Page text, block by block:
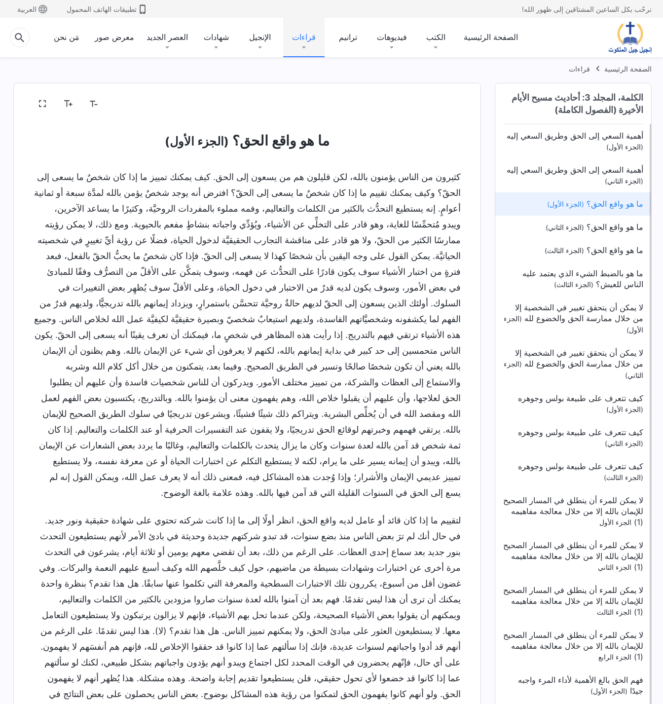
نرحّب بكل الساعين المشتاقين إلى ظهور الله! تطبيقات الهاتف المحمول العربية
الصفحة الرئيسية الكتب فيديوهات ترانيم قراءات الإنجيل شهادات العصر الجديد معرض صور مَن نحن
الصفحة الرئيسية قراءات
الكلمة، المجلد 3: أحاديث مسيح الأيام
الأخيرة (الفصول الكاملة)
أهمية السعي إلى الحق وطريق السعي إليه
(الجزء الأول)
أهمية السعي إلى الحق وطريق السعي إليه
(الجزء الثاني)
ما هو واقع الحق؟ (الجزء الأول)
ما هو واقع الحق؟ (الجزء الثاني)
ما هو واقع الحق؟ (الجزء الثالث)
ما هو بالضبط الشيء الذي يعتمد عليه
الناس للعيش؟ (الجزء الثالث)
لا يمكن أن يتحقق تغيير في الشخصية إلا
من خلال ممارسة الحق والخضوع لله (الجزء
الأول)
لا يمكن أن يتحقق تغيير في الشخصية إلا
من خلال ممارسة الحق والخضوع لله (الجزء
الثاني)
كيف تتعرف على طبيعة بولس وجوهره
(الجزء الأول)
كيف تتعرف على طبيعة بولس وجوهره
(الجزء الثاني)
كيف تتعرف على طبيعة بولس وجوهره
(الجزء الثالث)
لا يمكن للمرء أن ينطلق في المسار الصحيح
للإيمان بالله إلا من خلال معالجة مفاهيمه
(1)
الجزء الأول
لا يمكن للمرء أن ينطلق في المسار الصحيح
للإيمان بالله إلا من خلال معالجة مفاهيمه
(1)
الجزء الثاني
لا يمكن للمرء أن ينطلق في المسار الصحيح
للإيمان بالله إلا من خلال معالجة مفاهيمه
(1)
الجزء الثالث
لا يمكن للمرء أن ينطلق في المسار الصحيح
للإيمان بالله إلا من خلال معالجة مفاهيمه
(1)
الجزء الرابع
فهم الحق بالغ الأهمية لأداء المرء واجبه
جيدًا (الجزء الأول)
ما هو واقع الحق؟ (الجزء الأول)
كثيرون من الناس يؤمنون بالله، لكن قليلون هم من يسعون إلى الحق. كيف يمكنك تمييز ما إذا كان شخصٌ ما يسعى إلى
الحقّ؟ وكيف يمكنك تقييم ما إذا كان شخصٌ ما يسعى إلى الحقّ؟ افترض أنه يوجد شخصٌ يؤمن بالله لمدَّة سبعة أو ثمانية
أعوامٍ. إنه يستطيع التحدُّث بالكثير من الكلمات والتعاليم، وفمه مملوء بالمفردات الروحيَّة، وكثيرًا ما يساعد الآخرين،
ويبدو مُتحمِّسًا للغاية، وهو قادر على التخلِّي عن الأشياء، ويُؤدِّي واجباته بنشاطٍ مفعم بالحيوية. ومع ذلك، لا يمكن رؤيته
ممارسًا الكثير من الحقّ، ولا هو قادر على مناقشة التجارب الحقيقيَّة لدخول الحياة، فضلًا عن رؤية أيِّ تغييرٍ في شخصيته
الحياتيَّة. يمكن القول على وجه اليقين بأن شخصًا كهذا لا يسعى إلى الحقّ. فإذا كان شخصٌ ما يحبُّ الحقّ بالفعل، فبعد
فترةٍ من اختبار الأشياء سوف يكون قادرًا على التحدُّث عن فهمه، وسوف يتمكَّن على الأقلّ من التصرُّف وفقًا للمبادئ
في بعض الأمور، وسوف يكون لديه قدرٌ من الاختبار في دخول الحياة، وعلى الأقلّ سوف يُظهِر بعض التغييرات في
السلوك. أولئك الذين يسعون إلى الحقّ لديهم حالةٌ روحيَّة تتحسَّن باستمرارٍ، ويزداد إيمانهم بالله تدريجيًّا، ولديهم قدرٌ من
الفهم لما يكشفونه وشخصيَّاتهم الفاسدة، ولديهم استيعابٌ شخصيّ وبصيرة حقيقيَّة لكيفيَّة عمل الله لخلاص الناس. وجميع
هذه الأشياء ترتقي فيهم بالتدريج. إذا رأيت هذه المظاهر في شخصٍ ما، فيمكنك أن تعرف يقينًا أنه يسعى إلى الحقّ. يكون
الناس متحمسين إلى حد كبير في بداية إيمانهم بالله، لكنهم لا يعرفون أي شيء عن الإيمان بالله. وهم يظنون أن الإيمان
بالله يعني أن تكون شخصًا صالحًا وتسير في الطريق الصحيح. وفيما بعد، يتمكنون من خلال أكل كلام الله وشربه
والاستماع إلى العظات والشركة، من تمييز مختلف الأمور. ويدركون أن للناس شخصيات فاسدة وأن عليهم أن يطلبوا
الحق لعلاجها، وأن عليهم أن يقبلوا خلاص الله، وهم يفهمون معنى أن يؤمنوا بالله. وبالتدريج، يكتسبون بعض الفهم لعمل
الله ومقصد الله في أن يُخلِّص البشرية. ويتراكم ذلك شيئًا فشيئًا، ويشرعون تدريجيًا في سلوك الطريق الصحيح للإيمان
بالله. يرتقي فهمهم وخبرتهم لوقائع الحق تدريجيًا، ولا يقفون عند التفسيرات الحرفية أو عند الكلمات والتعاليم. إذا كان
ثمة شخص قد آمن بالله لعدة سنوات وكان ما يزال يتحدث بالكلمات والتعاليم، وغالبًا ما يردد بعض الشعارات عن الإيمان
بالله، ويبدو أن إيمانه يسير على ما يرام، لكنه لا يستطيع التكلم عن اختبارات الحياة أو عن معرفة نفسه، ولا يستطيع
تمييز عديمي الإيمان والأشرار؛ وإذا وُجدت هذه المشاكل فيه، فمعنى ذلك أنه لا يعرف عمل الله، ويمكن القول إنه لم
يسع إلى الحق في السنوات القليلة التي قد آمن فيها بالله. وهذه علامة بالغة الوضوح.
لتقييم ما إذا كان قائد أو عامل لديه واقع الحق، انظر أولًا إلى ما إذا كانت شركته تحتوي على شهادة حقيقية ونور جديد.
في حال أنك لم ترَ بعض الناس منذ بضع سنوات، قد تبدو شركتهم جديدة وحديثة في بادئ الأمر لأنهم يستطيعون التحدث
بنور جديد بعد سماع إحدى العظات. على الرغم من ذلك، بعد أن تقضي معهم يومين أو ثلاثة أيام، يشرعون في التحدث
مرة أخرى عن اختبارات وشهادات بسيطة من ماضيهم، حول كيف خلَّصهم الله وكيف أسبغ عليهم النعمة والبركات. وفي
غضون أقل من أسبوع، يكررون تلك الاختبارات السطحية والمعرفة التي تكلموا عنها سابقًا. هل هذا تقدم؟ بنظرة واحدة
يمكنك أن ترى أن هذا ليس تقدمًا. فهم بعد أن آمنوا بالله لعدة سنوات صاروا مزودين بالكثير من الكلمات والتعاليم،
ويمكنهم أن يقولوا بعض الأشياء الصحيحة، ولكن عندما تحل بهم الأشياء، فإنهم لا يزالون يرتبكون ولا يستطيعون التعامل
معها. لا يستطيعون العثور على مبادئ الحق، ولا يمكنهم تمييز الناس. هل هذا تقدم؟ (لا). هذا ليس تقدمًا. على الرغم من
أنهم قد أدوا واجباتهم لسنوات عديدة، فإنك إذا سألتهم عما إذا كانوا قد حققوا الإخلاص لله، فإنهم هم أنفسَهم لا يفهمون.
على أي حال، فإنّهم يحضرون في الوقت المحدد لكل اجتماع ويبدو أنهم يؤدون واجباتهم بشكل طبيعي، لكنك لو سألتهم
عما إذا كانوا قد خضعوا لأي تحول حقيقي، فلن يستطيعوا تقديم إجابة واضحة. وهذه مشكلة. هذا يُظهر أنهم لا يفهمون
الحق. ولو أنهم كانوا يفهمون الحق لتمكنوا من رؤية هذه المشاكل بوضوح. بعض الناس يحصلون على بعض النتائج في